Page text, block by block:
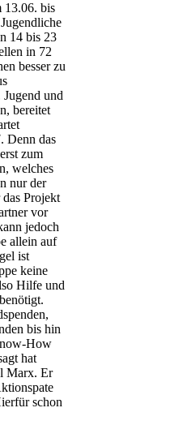
13.06. bis
14 bis 23
in 72
besser zu
und
bereitet
Denn das
zum
welches
nur der
Projekt
vor
jedoch
allein auf
ist
keine
Hilfe und
bis hin
How
hat
Marx. Er
schon